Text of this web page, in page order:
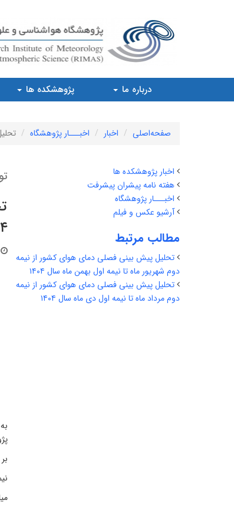
درباره ما پژوهشکده ها
صفحه‌اصلی اخبار اخبـــار پژوهشگاه
اخبار پژوهشکده ها
هفته نامه پیشران پیشرفت
اخبـــار پژوهشگاه
آرشیو عکس و فیلم
مطالب مرتبط
تحلیل پیش بینی فصلی دمای هوای کشور از نیمه
دوم شهریور ماه تا نیمه اول بهمن ماه سال ۱۴۰۴
تحلیل پیش بینی فصلی دمای هوای کشور از نیمه
دوم مرداد ماه تا نیمه اول دی ماه سال ۱۴۰۴